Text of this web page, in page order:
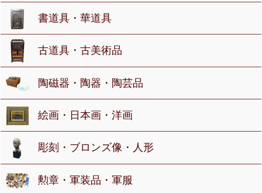
書道具・華道具
古道具・古美術品
陶磁器・陶器・陶芸品
絵画・日本画・洋画
彫刻・ブロンズ像・人形
勲章・軍装品・軍服